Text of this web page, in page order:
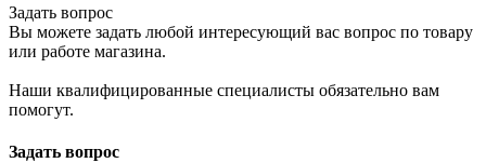
Задать вопрос
Вы можете задать любой интересующий вас вопрос по товару
или работе магазина.
Наши квалифицированные специалисты обязательно вам
помогут.
Задать вопрос